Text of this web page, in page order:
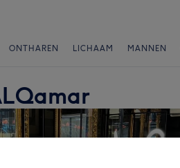
ONTHAREN LICHAAM MANNEN